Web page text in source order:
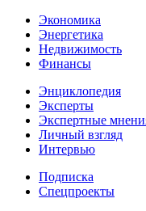
Экономика
Энергетика
Недвижимость
Финансы
Энциклопедия
Эксперты
Экспертные
Личный взгляд
Интервью
Подписка
Спецпроекты